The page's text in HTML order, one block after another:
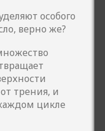
особого
верно же?
трения, и
цикле